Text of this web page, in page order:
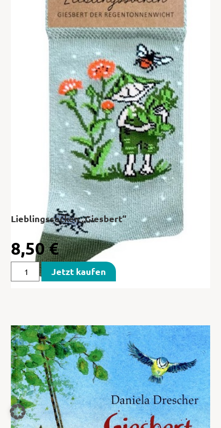
Lieblingssocken „Giesbert“
8,50€
Jetzt kaufen